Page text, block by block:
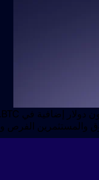
والمستثمرين